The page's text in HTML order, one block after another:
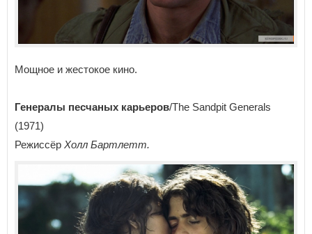
Мощное и жестокое кино.
Генералы песчаных карьеров/The Sandpit Generals
(1971)
Режиссёр Холл Бартлетт.